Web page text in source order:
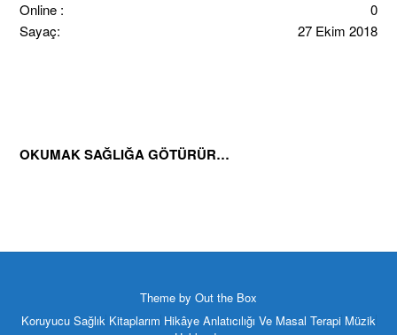
0
Online :
27 Ekim 2018
Sayaç:
OKUMAK SAĞLIĞA GÖTÜRÜR…
Theme by Out the Box
Koruyucu Sağlık Kitaplarım Hikâye Anlatıcılığı Ve Masal Terapi Müzik